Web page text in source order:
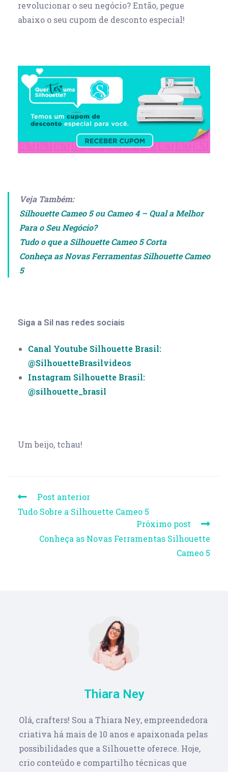
revolucionar o seu negócio? Então, pegue
abaixo o seu cupom de desconto especial!
Veja Também:
Silhouette Cameo 5 ou Cameo 4 – Qual a Melhor
Para o Seu Negócio?
Tudo o que a Silhouette Cameo 5 Corta
Conheça as Novas Ferramentas Silhouette Cameo
5
Siga a Sil nas redes sociais
Canal Youtube Silhouette Brasil:
@SilhouetteBrasilvideos
Instagram Silhouette Brasil:
@silhouette_brasil
Um beijo, tchau!
Post anterior
Tudo Sobre a Silhouette Cameo 5
Próximo post
Conheça as Novas Ferramentas Silhouette
Cameo 5
Thiara Ney
Olá, crafters! Sou a Thiara Ney, empreendedora
criativa há mais de 10 anos e apaixonada pelas
possibilidades que a Silhouette oferece. Hoje,
crio conteúdo e compartilho técnicas que